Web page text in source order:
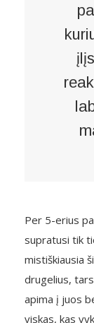
Per 5-erius
supratusi tik
mistiškiausia
drugelius,
apima į juos
viskas, kas